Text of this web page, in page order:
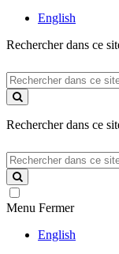
English
Rechercher dans ce
Rechercher
dans
ce
Rechercher dans ce
Rechercher
dans
ce
site
Menu Fermer
English